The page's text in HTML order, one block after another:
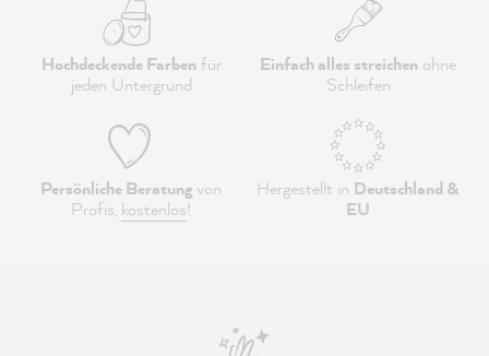
Hochdeckende Farbenfür
jeden Untergrund
Einfach alles streichen ohne
Schleifen
Persönliche Beratungvon
Profis, kostenlos!
Hergestellt in Deutschland &
EU